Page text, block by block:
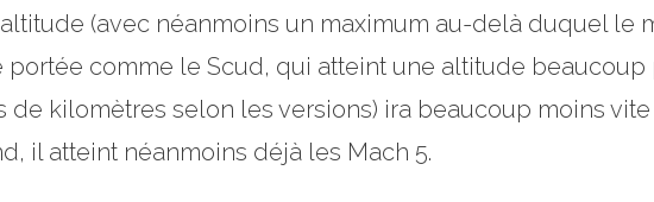
(avec néanmoins un maximum au-delà duquel le
comme le Scud, qui atteint une altitude
kilomètres selon les versions) ira beaucoup moins vite
il atteint néanmoins déjà les Mach 5.